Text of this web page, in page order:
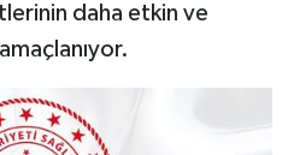
daha etkin ve